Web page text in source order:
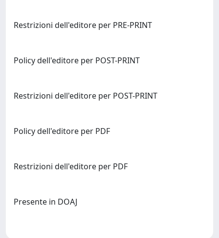
Restrizioni dell'editore per PRE-PRINT
Policy dell'editore per POST-PRINT
Restrizioni dell'editore per POST-PRINT
Policy dell'editore per PDF
Restrizioni dell'editore per PDF
Presente in DOAJ